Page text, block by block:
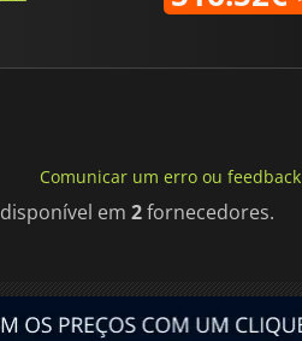
Comunicar um erro ou feedback
em 2fornecedores.